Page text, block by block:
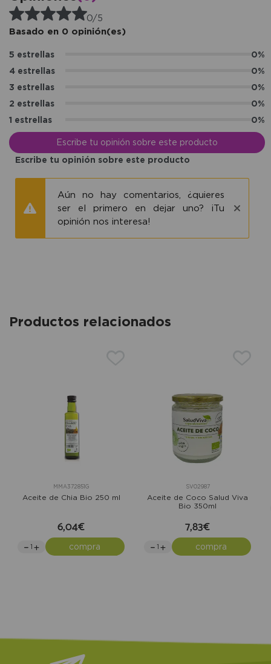
0/5
Basado en 0 opinión(es)
5 estrellas
0%
4 estrellas
0%
3 estrellas
0%
2 estrellas
0%
1 estrellas
0%
Escribe tu opinión sobre este producto
Escribe tu opinión sobre este producto
Aún no hay comentarios, ¿quieres
ser el primero en dejar uno? ¡Tu
opinión nos interesa!
Productos relacionados
MMA372851G
Aceite de Chia Bio 250 ml
6,04€
compra
SV02987
Aceite de Coco Salud Viva
Bio 350ml
7,83€
compra